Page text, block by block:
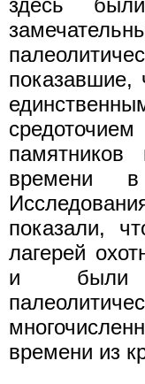
показавшие,
памятников
времени в
показали,
лагерей
и были
времени из